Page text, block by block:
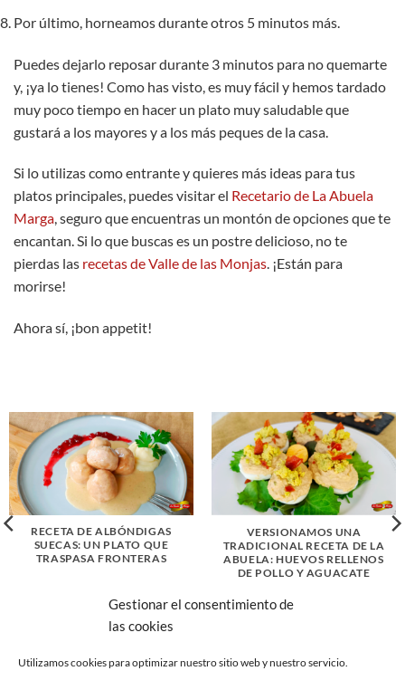
Gestionar el consentimiento de
las cookies
Utilizamos cookies para optimizar nuestro sitio web y nuestro servicio.
Por último, horneamos durante otros 5 minutos más.
Puedes dejarlo reposar durante 3 minutos para no quemarte
y, ¡ya lo tienes! Como has visto, es muy fácil y hemos tardado
muy poco tiempo en hacer un plato muy saludable que
gustará a los mayores y a los más peques de la casa.
Si lo utilizas como entrante y quieres más ideas para tus
platos principales, puedes visitar el Recetario de La Abuela
Marga, seguro que encuentras un montón de opciones que te
encantan. Si lo que buscas es un postre delicioso, no te
pierdas las recetas de Valle de las Monjas. ¡Están para
morirse!
Ahora sí, ¡bon appetit!
RECETA DE ALBÓNDIGAS
SUECAS: UN PLATO QUE
TRASPASA FRONTERAS
VERSIONAMOS UNA
TRADICIONAL RECETA DE LA
ABUELA: HUEVOS RELLENOS
DE POLLO Y AGUACATE